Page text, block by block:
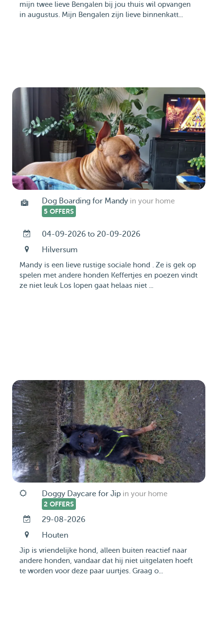
mijn twee lieve Bengalen bij jou thuis wil opvangen
in augustus. Mijn Bengalen zijn lieve binnenkatt...
Dog Boarding for Mandy in your home
5 OFFERS
04-09-2026 to 20-09-2026
Hilversum
Mandy is een lieve rustige sociale hond . Ze is gek op
spelen met andere honden Keffertjes en poezen vindt
ze niet leuk Los lopen gaat helaas niet ...
Doggy Daycare for Jip in your home
2 OFFERS
29-08-2026
Houten
Jip is vriendelijke hond, alleen buiten reactief naar
andere honden, vandaar dat hij niet uitgelaten hoeft
te worden voor deze paar uurtjes. Graag o...